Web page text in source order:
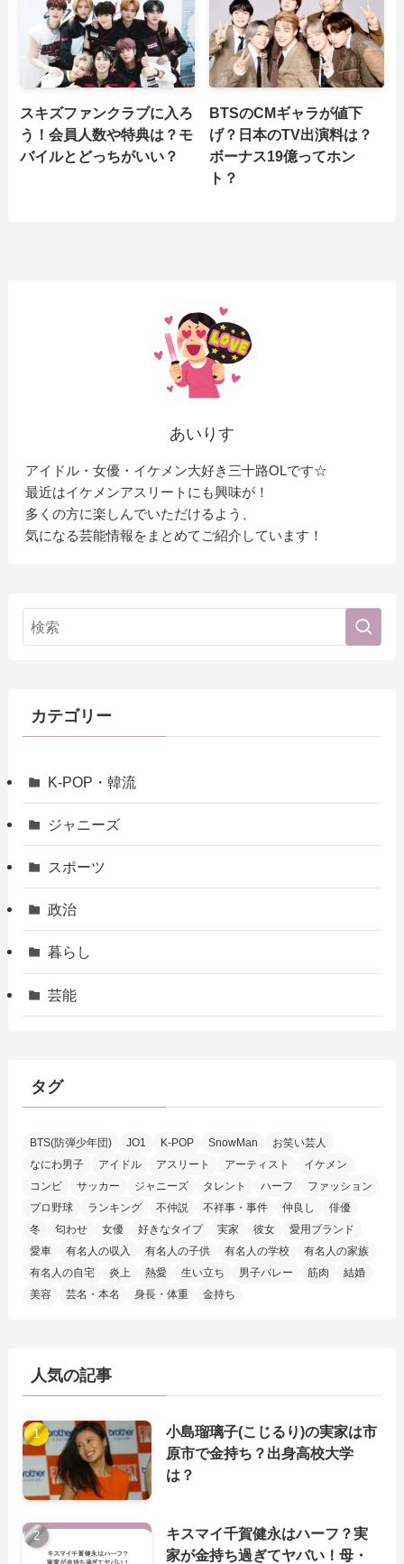
スキズファンクラブに入ろ
う！会員人数や特典は？モ
バイルとどっちがいい？
BTSのCMギャラが値下
げ？日本のTV出演料は？
ボーナス19億ってホン
ト？
あいりす
アイドル・女優・イケメン大好き三十路OLです☆
最近はイケメンアスリートにも興味が！
多くの方に楽しんでいただけるよう、
気になる芸能情報をまとめてご紹介しています！
カテゴリー
K-POP・韓流
ジャニーズ
スポーツ
政治
暮らし
芸能
タグ
BTS(防弾少年団) JO1 K-POP SnowMan
お笑い芸人
なにわ男子
アイドル アスリート アーティスト
イケメン
コンビ
サッカー ジャニーズ タレント ハーフ
ファッション
プロ野球
ランキング 不仲説 不祥事・事件 仲良し
俳優
冬
匂わせ 女優 好きなタイプ 実家 彼女
愛用ブランド
愛車
有名人の収入 有名人の子供 有名人の学校
有名人の家族
有名人の自宅
炎上 熱愛 生い立ち 男子バレー 筋肉
結婚
美容
芸名・本名 身長・体重 金持ち
人気の記事
小島瑠璃子(こじるり)の実家は市
原市で金持ち？出身高校大学
は？
キスマイ千賀健永はハーフ？実
家が金持ち過ぎてヤバい！母・